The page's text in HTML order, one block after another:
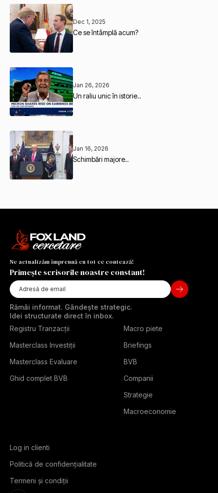
Dec 1, 2025
Ce se întâmplă acum?
Jan 26, 2026
Un raliu unic în istorie..
Jan 16, 2026
Schimbări majore..
Ne actualizăm împreună cu tot ce contează!
Primește scrisorile noastre constant!
Rămâi informat. Gândește strategic.
Idei structurate direct în inbox.
Registru Tranzacții
Masterclass Investiții
Masterclass Evaluare
Ghid complet BVB
Macro piete
Briefings
BVB
Companii
Strategie
Macroeconomie
Log in clienti
Politică de confidențialitate
Termeni și condiții